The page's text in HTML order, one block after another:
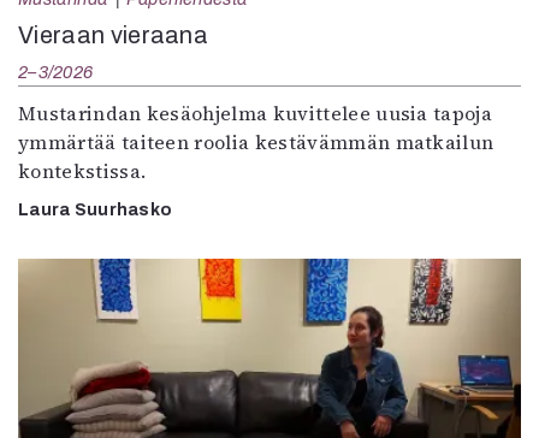
Vieraan vieraana
2–3/2026
Mustarindan kesäohjelma kuvittelee uusia tapoja
ymmärtää taiteen roolia kestävämmän matkailun
kontekstissa.
Laura Suurhasko